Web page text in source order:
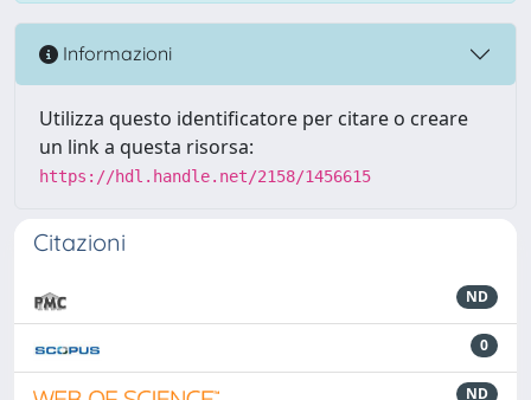
Informazioni
Utilizza questo identificatore per citare o creare
un link a questa risorsa:
https://hdl.handle.net/2158/1456615
Citazioni
ND
0
ND